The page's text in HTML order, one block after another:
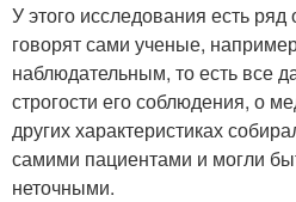
У этого исследования есть
говорят сами ученые,
наблюдательным, то есть все
строгости его соблюдения, о
других характеристиках
самими пациентами и могли
неточными.